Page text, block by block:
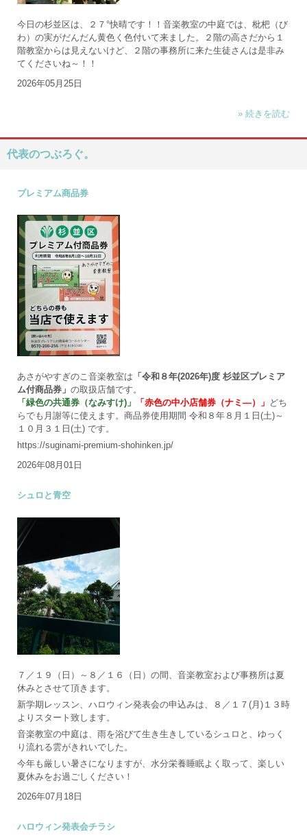
今日の杉並区は、２７°快晴です！！音楽教室の中庭では、枇杷（び
わ）の実がだんだん黄色く色付いて来ました。２階の高さだから１
階教室からは見えないけど、２階の事務所に来た生徒さんは是非み
てくださいね～！！
2026年05月25日
» 続きを読む
代表のつぶろぐ。
プレミアム商品券
あさがやすぎのこ音楽教室は 「令和８年(2026年)度 杉並区プレミア
ム付商品券」 の取扱店舗です。
「緑色の共通券（なみすけ)」
「赤色の中小店舗券（ナミ―）」 どち
らでも月謝等に使えます。商品券使用期間 令和８年８月１日(土)～
１０月３１日(土) です。
https://suginami-premium-shohinken.jp/
2026年08月01日
シュロと青空
７／１９（日）～８／１６（日）の間、音楽教室および事務所は夏
休みとさせて頂きます。
新学期レッスン、ハロウィン発表会の申込みは、８／１７(月)１３時
よりスタート致します。
音楽教室の中庭は、雨を浴びて生き生きしているシュロと、ゆっく
り流れる雲がきれいでした。
今年も厳しい暑さになりますが、水分栄養睡眠よく取って、楽しい
夏休みをお過ごしください！
2026年07月18日
ハロウィン発表会チラシ